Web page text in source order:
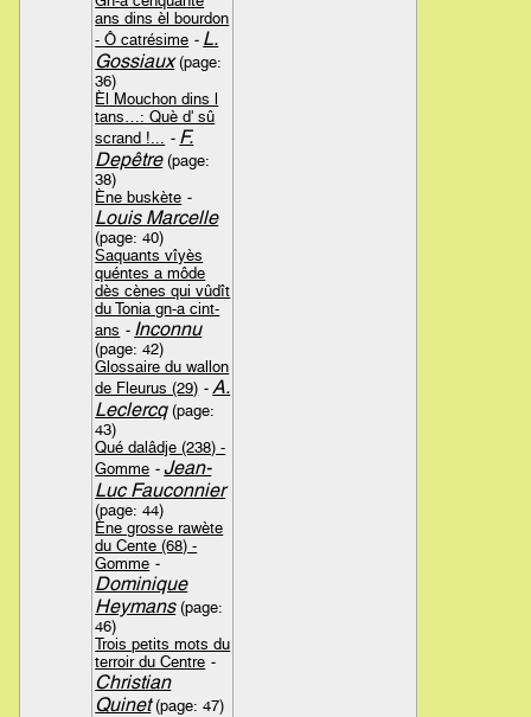
ans dins èl bourdon
- Ô catrésime - L.
Gossiaux(page:
36)
Èl Mouchon dins l
tans…: Què d' sû
scrand !...
- F.
Depêtre(page:
38)
Ène buskète -
Louis Marcelle
(page: 40)
Saquants vîyès
quéntes a môde
dès cènes qui vûdît
du Tonia gn-a cint-
ans - Inconnu
(page: 42)
Glossaire du wallon
de Fleurus (29) - A.
Leclercq(page:
43)
Qué dalâdje (238) -
Gomme -Jean-
Luc Fauconnier
(page: 44)
Ène grosse rawète
du Cente (68) -
Gomme -
Dominique
Heymans(page:
46)
Trois petits mots du
terroir du Centre -
Christian
Quinet(page: 47)